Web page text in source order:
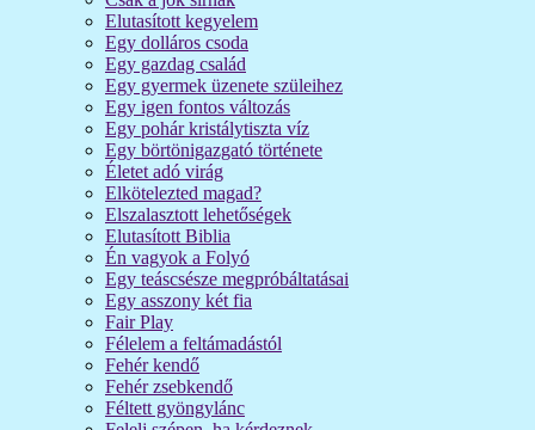
Elutasított kegyelem
Egy dolláros csoda
Egy gazdag család
Egy gyermek üzenete szüleihez
Egy igen fontos változás
Egy pohár kristálytiszta víz
Egy börtönigazgató története
Életet adó virág
Elkötelezted magad?
Elszalasztott lehetőségek
Elutasított Biblia
Én vagyok a Folyó
Egy teáscsésze megpróbáltatásai
Egy asszony két fia
Fair Play
Félelem a feltámadástól
Fehér kendő
Fehér zsebkendő
Féltett gyöngylánc